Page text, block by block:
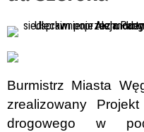
Burmistrz Miasta
zrealizowany
drogowego w